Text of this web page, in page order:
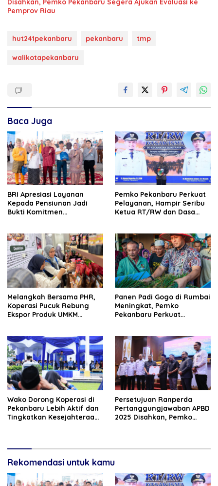
Pemprov Riau
hut241pekanbaru pekanbaru tmp
walikotapekanbaru
Baca Juga
BRI Apresiasi Layanan
Kepada Pensiunan Jadi
Bukti Komitmen
Pemko Pekanbaru Perkuat
Pelayanan, Hampir Seribu
Ketua RT/RW dan Dasa
Melangkah Bersama PHR,
Koperasi Pucuk Rebung
Ekspor Produk UMKM
Panen Padi Gogo di Rumbai
Meningkat, Pemko
Pekanbaru Perkuat
Wako Dorong Koperasi di
Pekanbaru Lebih Aktif dan
Tingkatkan Kesejahteraan
Persetujuan Ranperda
Pertanggungjawaban APBD
2025 Disahkan, Pemko
Rekomendasi untuk kamu